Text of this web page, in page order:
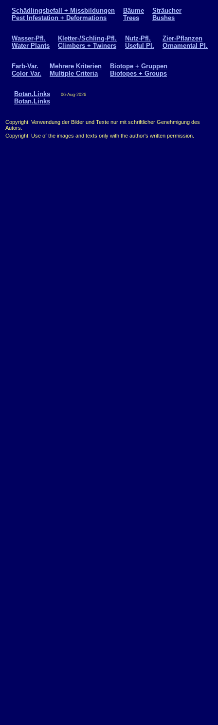
Schädlingsbefall + Missbildungen
Pest Infestation + Deformations
Bäume
Trees
Sträucher
Bushes
Wasser-Pfl.
Water Plants
Kletter-/Schling-Pfl.
Climbers + Twiners
Nutz-Pfl.
Useful Pl.
Zier-Pflanzen
Ornamental Pl.
Farb-Var.
Color Var.
Mehrere Kriterien
Multiple Criteria
Biotope + Gruppen
Biotopes + Groups
Botan.Links
Botan.Links
06-Aug-2026
Copyright: Verwendung der Bilder und Texte nur mit schriftlicher Genehmigung des
Autors.
Copyright: Use of the images and texts only with the author's written permission.